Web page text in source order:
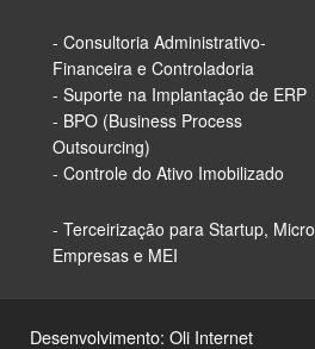
- Consultoria Administrativo-
Financeira e Controladoria
- Suporte na Implantação de ERP
- BPO (Business Process
Outsourcing)
- Controle do Ativo Imobilizado
- Terceirização para Startup, Micro
Empresas e MEI
Desenvolvimento: Oli Internet